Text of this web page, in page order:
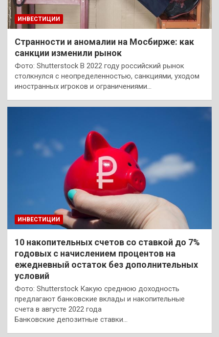
ИНВЕСТИЦИИ
Странности и аномалии на Мосбирже: как
санкции изменили рынок
Фото: Shutterstock В 2022 году российский рынок
столкнулся с неопределенностью, санкциями, уходом
иностранных игроков и ограничениями…
ИНВЕСТИЦИИ
10 накопительных счетов со ставкой до 7%
годовых с начислением процентов на
ежедневный остаток без дополнительных
условий
Фото: Shutterstock Какую среднюю доходность
предлагают банковские вклады и накопительные
счета в августе 2022 года
Банковские депозитные ставки…